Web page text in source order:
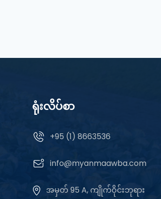
ရုံးလိပ်စာ
+95 (1) 8663536
info@myanmaawba.com
အမှတ် 95 A, ကျိုက်ဝိုင်းဘုရား